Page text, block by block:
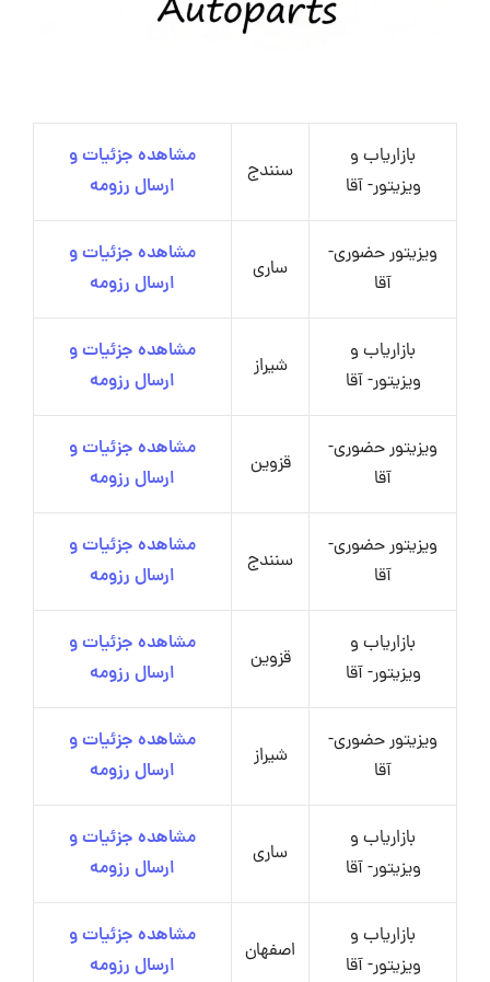
بازاریاب و
ویزیتور- آقا
سنندج
مشاهده جزئیات و
ارسال رزومه
ویزیتور حضوری-
آقا
ساری
مشاهده جزئیات و
ارسال رزومه
بازاریاب و
ویزیتور- آقا
شیراز
مشاهده جزئیات و
ارسال رزومه
ویزیتور حضوری-
آقا
قزوین
مشاهده جزئیات و
ارسال رزومه
ویزیتور حضوری-
آقا
سنندج
مشاهده جزئیات و
ارسال رزومه
بازاریاب و
ویزیتور- آقا
قزوین
مشاهده جزئیات و
ارسال رزومه
ویزیتور حضوری-
آقا
شیراز
مشاهده جزئیات و
ارسال رزومه
بازاریاب و
ویزیتور- آقا
ساری
مشاهده جزئیات و
ارسال رزومه
بازاریاب و
ویزیتور- آقا
اصفهان
مشاهده جزئیات و
ارسال رزومه